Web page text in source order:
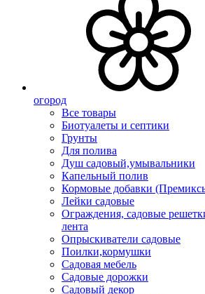
огород
Все товары
Биотуалеты и септики
Грунты
Для полива
Душ садовый,умывальники
Капельный полив
Кормовые добавки
Лейки садовые
Ограждения, садовые
лента
Опрыскиватели садовые
Поилки,кормушки
Садовая мебель
Садовые дорожки
Садовый декор